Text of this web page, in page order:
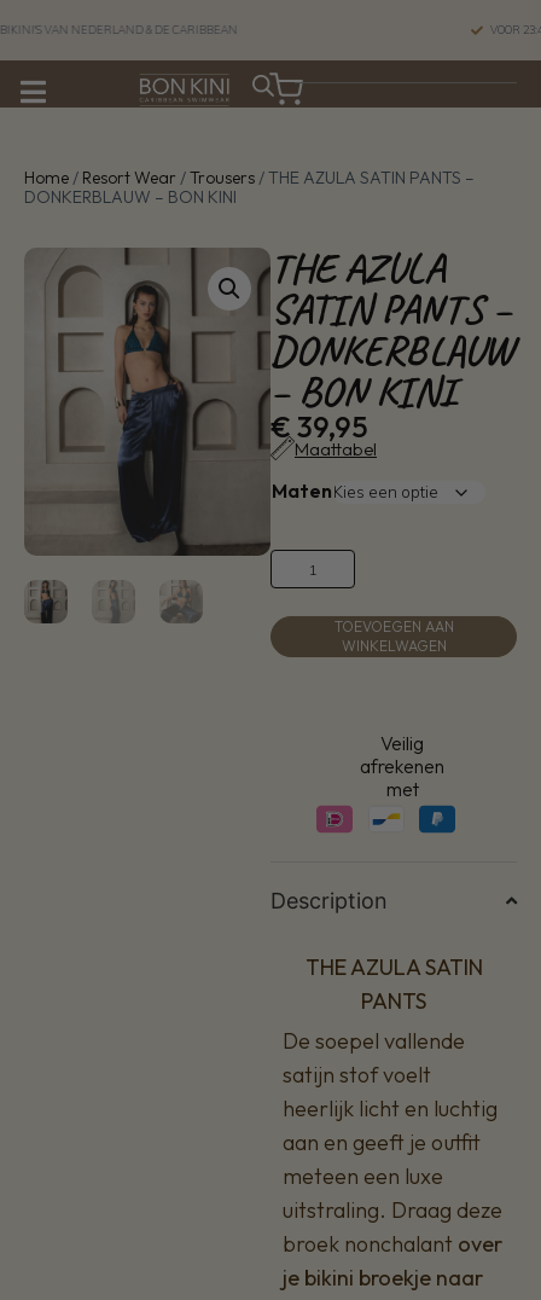
& DE CARIBBEAN VOOR 23:45 BESTELD,
Home / Resort Wear /Trousers / THE AZULA SATIN PANTS –
DONKERBLAUW – BON KINI
THE AZULA
SATIN PANTS –
DONKERBLAUW
– BON KINI
€39,95
Maattabel
Maten
TOEVOEGEN AAN
WINKELWAGEN
Veilig
afrekenen
met
Description
THE AZULA SATIN
PANTS
De soepel vallende
satijn stof voelt
heerlijk licht en luchtig
aan en geeft je outfit
meteen een luxe
uitstraling. Draag deze
broek nonchalant over
je bikini broekje naar